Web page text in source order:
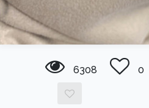
6308 0